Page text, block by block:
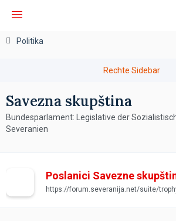
Politika
Savezna skupština
Bundesparlament: Legislative der
Severanien
Poslanici Savezne